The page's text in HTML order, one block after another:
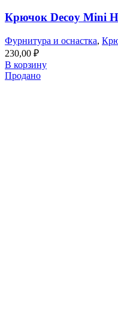
Крючок Decoy Mini
Фурнитура и оснастка,
230,00 ₽
В корзину
Продано